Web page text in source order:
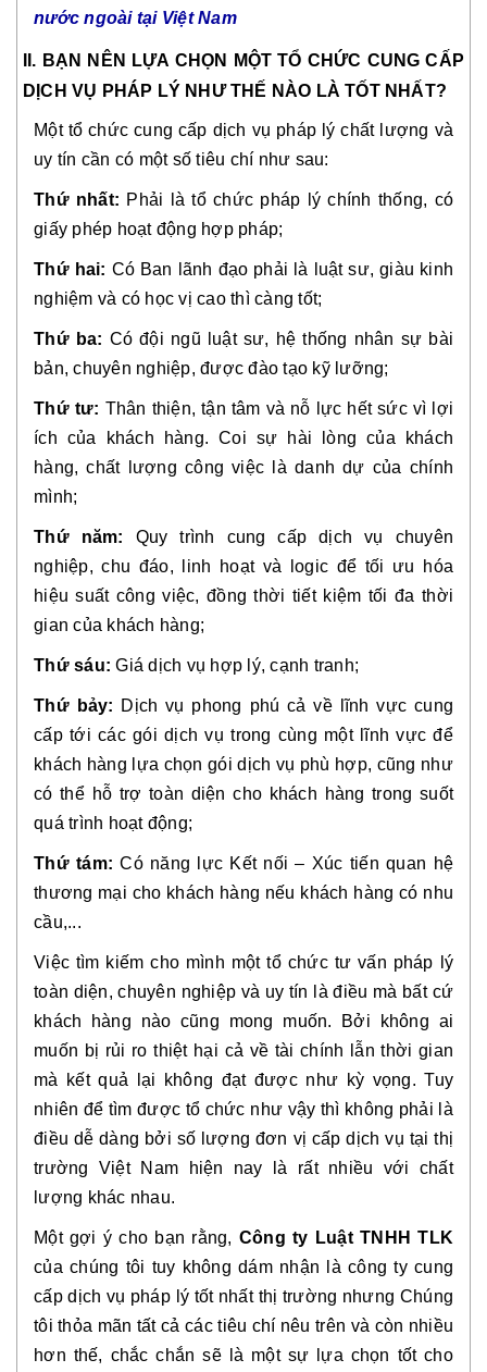
nước ngoài tại Việt Nam
II. BẠN NÊN LỰA CHỌN MỘT TỔ CHỨC CUNG CẤP
DỊCH VỤ PHÁP LÝ NHƯ THẾ NÀO LÀ TỐT NHẤT?
Một tổ chức cung cấp dịch vụ pháp lý chất lượng và
uy tín cần có một số tiêu chí như sau:
Thứ nhất: Phải là tổ chức pháp lý chính thống, có
giấy phép hoạt động hợp pháp;
Thứ hai: Có Ban lãnh đạo phải là luật sư, giàu kinh
nghiệm và có học vị cao thì càng tốt;
Thứ ba: Có đội ngũ luật sư, hệ thống nhân sự bài
bản, chuyên nghiệp, được đào tạo kỹ lưỡng;
Thứ tư: Thân thiện, tận tâm và nỗ lực hết sức vì lợi
ích của khách hàng. Coi sự hài lòng của khách
hàng, chất lượng công việc là danh dự của chính
mình;
Thứ năm: Quy trình cung cấp dịch vụ chuyên
nghiệp, chu đáo, linh hoạt và logic để tối ưu hóa
hiệu suất công việc, đồng thời tiết kiệm tối đa thời
gian của khách hàng;
Thứ sáu: Giá dịch vụ hợp lý, cạnh tranh;
Thứ bảy: Dịch vụ phong phú cả về lĩnh vực cung
cấp tới các gói dịch vụ trong cùng một lĩnh vực để
khách hàng lựa chọn gói dịch vụ phù hợp, cũng như
có thể hỗ trợ toàn diện cho khách hàng trong suốt
quá trình hoạt động;
Thứ tám: Có năng lực Kết nối – Xúc tiến quan hệ
thương mại cho khách hàng nếu khách hàng có nhu
cầu,...
Việc tìm kiếm cho mình một tổ chức tư vấn pháp lý
toàn diện, chuyên nghiệp và uy tín là điều mà bất cứ
khách hàng nào cũng mong muốn. Bởi không ai
muốn bị rủi ro thiệt hại cả về tài chính lẫn thời gian
mà kết quả lại không đạt được như kỳ vọng. Tuy
nhiên để tìm được tổ chức như vậy thì không phải là
điều dễ dàng bởi số lượng đơn vị cấp dịch vụ tại thị
trường Việt Nam hiện nay là rất nhiều với chất
lượng khác nhau.
Một gợi ý cho bạn rằng, Công ty Luật TNHH TLK
của chúng tôi tuy không dám nhận là công ty cung
cấp dịch vụ pháp lý tốt nhất thị trường nhưng Chúng
tôi thỏa mãn tất cả các tiêu chí nêu trên và còn nhiều
hơn thế, chắc chắn sẽ là một sự lựa chọn tốt cho